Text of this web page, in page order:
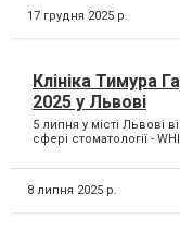
17 грудня 2025 р.
Клініка Тимура
2025 у Львові
5 липня у місті Львові
сфері стоматології -
8 липня 2025 р.